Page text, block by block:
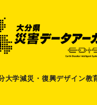
大学減災 ・ 復興デザイン教